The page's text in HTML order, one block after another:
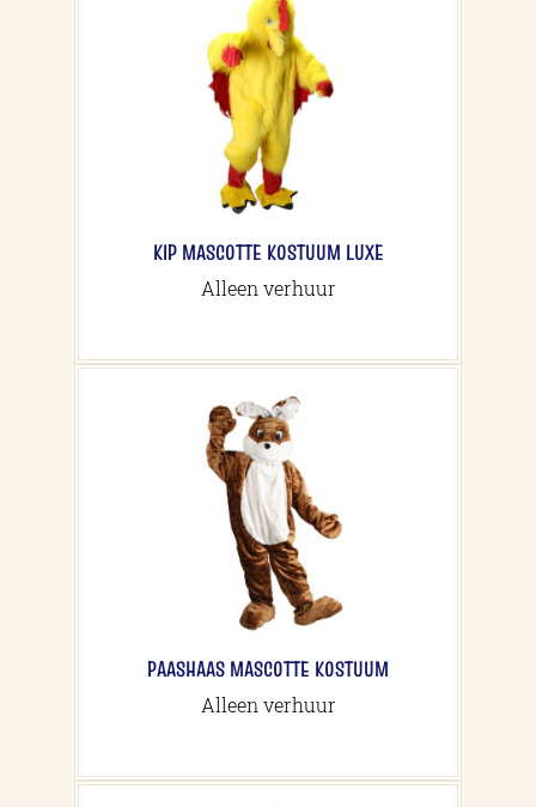
KIP MASCOTTE KOSTUUM LUXE
Alleen verhuur
PAASHAAS MASCOTTE KOSTUUM
Alleen verhuur